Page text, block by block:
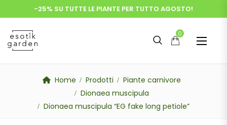
-25% SU TUTTE LE PIANTE PER TUTTO AGOSTO!
0
Home Prodotti
Piante carnivore
Dionaea muscipula
Dionaea muscipula “EG fake long petiole”